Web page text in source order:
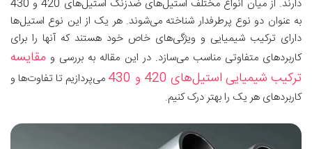
دارند. از میان انواع مختلف استیل‌های ضدزنگ استیل‌های 420 و 430
به عنوان دو نوع پرطرفدار شناخته می‌شوند. هر یک از این نوع استیل‌ها
دارای ترکیب شیمیایی و ویژگی‌های خاص خود هستند که آنها را برای
کاربردهای متفاوتی مناسب می‌سازد. در این مقاله به بررسی و مقایسه
ترکیب شیمیایی استیل‌های 420 و 430
می‌پردازیم تا تفاوت‌ها و
کاربردهای هر یک را بهتر درک کنیم.